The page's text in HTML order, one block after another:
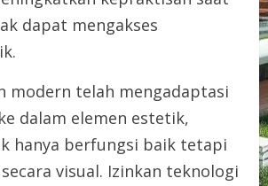
dapat mengakses
modern telah mengadaptasi
dalam elemen estetik,
hanya berfungsi baik tetapi
visual. Izinkan teknologi